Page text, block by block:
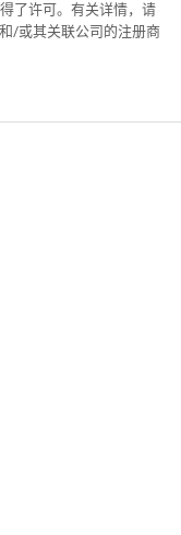
了许可。有关详情，请
/或其关联公司的注册商